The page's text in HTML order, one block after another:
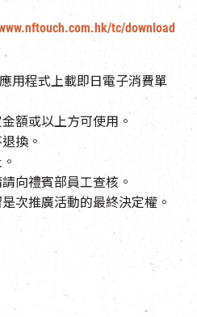
tc/download
用程式上載即日電子消費單
額或以上方可使用。
換。
向禮賓部員工查核。
次推廣活動的最終決定權。